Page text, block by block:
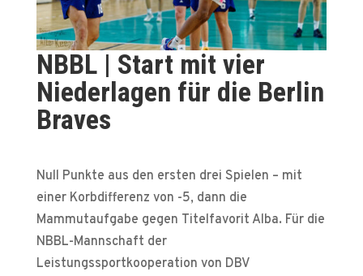
NBBL | Start mit vier
Niederlagen für die Berlin
Braves
Null Punkte aus den ersten drei Spielen – mit
einer Korbdifferenz von -5, dann die
Mammutaufgabe gegen Titelfavorit Alba. Für die
NBBL-Mannschaft der
Leistungssportkooperation von DBV